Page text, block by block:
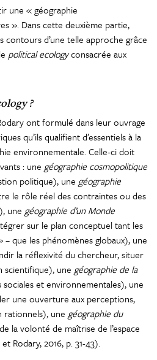
une « géographie
». Dans cette deuxième partie,
contours d’une telle approche grâce
political ecologyconsacrée aux
?
ont formulé dans leur ouvrage
qu’ils qualifient d’essentiels à la
environnementale. Celle-ci doit
: une géographie cosmopolitique
politique), une géographie
le rôle réel des contraintes ou des
une géographie d’un Monde
sur le plan conceptuel tant les
que les phénomènes globaux), une
la réflexivité du chercheur, situer
scientifique), une géographie de la
et environnementales), une
une ouverture aux perceptions,
rationnels), une géographie du
la volonté de maîtrise de l’espace
Rodary, 2016, p. 31-43).